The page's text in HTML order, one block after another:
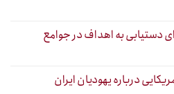
دستیابی به اهداف در جوامع
درباره یهودیان ایران